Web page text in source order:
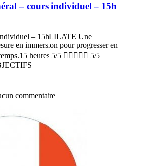
– cours individuel – 15h
– 15hLILATE Une
en immersion pour progresser en
heures 5/5  5/5
commentaire